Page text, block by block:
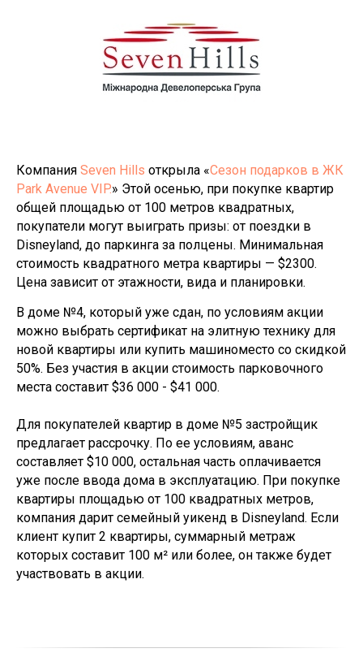
Компания Seven Hills открыла «Сезон подарков в ЖК
Park Avenue VIP.» Этой осенью, при покупке квартир
общей площадью от 100 метров квадратных,
покупатели могут выиграть призы: от поездки в
Disneyland, до паркинга за полцены. Минимальная
стоимость квадратного метра квартиры — $2300.
Цена зависит от этажности, вида и планировки.
В доме №4, который уже сдан, по условиям акции
можно выбрать сертификат на элитную технику для
новой квартиры или купить машиноместо со скидкой
50%. Без участия в акции стоимость парковочного
места составит $36 000 - $41 000.
Для покупателей квартир в доме №5 застройщик
предлагает рассрочку. По ее условиям, аванс
составляет $10 000, остальная часть оплачивается
уже после ввода дома в эксплуатацию. При покупке
квартиры площадью от 100 квадратных метров,
компания дарит семейный уикенд в Disneyland. Если
клиент купит 2 квартиры, суммарный метраж
которых составит 100 м² или более, он также будет
участвовать в акции.